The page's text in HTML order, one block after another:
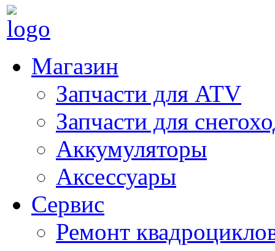
Магазин
Запчасти для ATV
Запчасти для
Аккумуляторы
Аксессуары
Сервис
Ремонт